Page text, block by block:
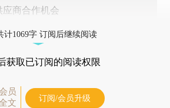
商合作机会
计1069字 订阅后继续阅读
获取已订阅的阅读权限
员
文
订阅/会员升级